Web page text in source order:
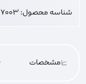
شناسه محصول:7003
مشخصات